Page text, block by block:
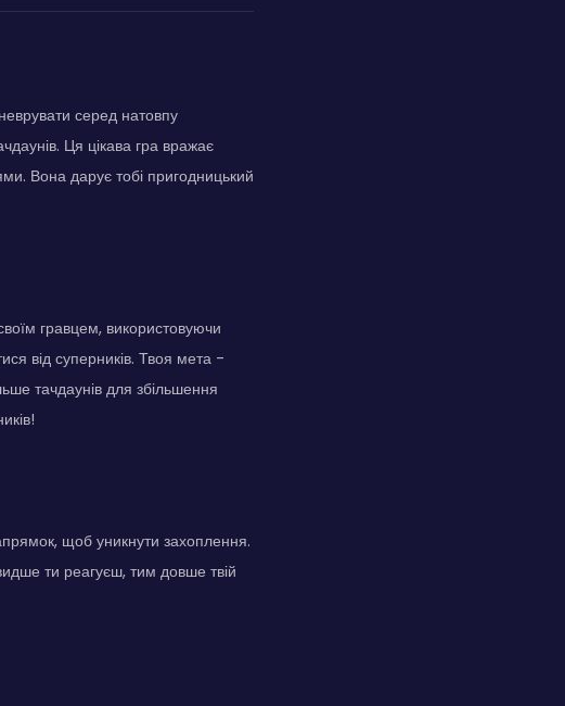
серед натовпу
Ця цікава гра вражає
Вона дарує тобі пригодницький
гравцем, використовуючи
від суперників. Твоя мета -
тачдаунів для збільшення
щоб уникнути захоплення.
ти реагуєш, тим довше твій